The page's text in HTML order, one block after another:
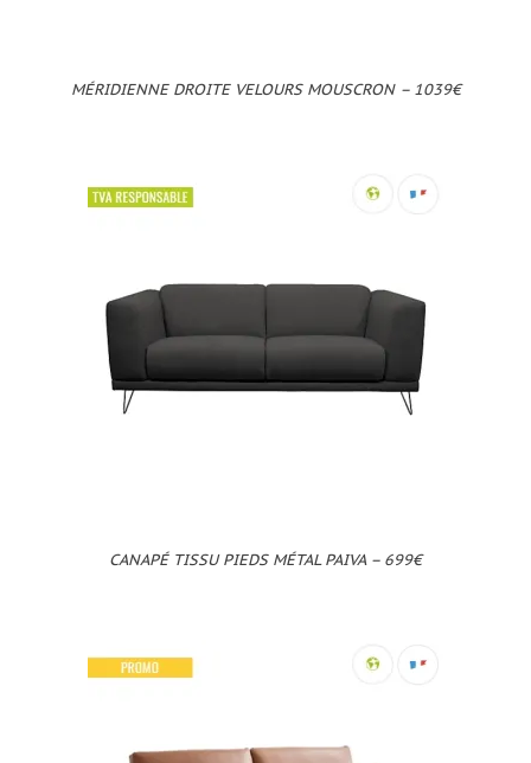
MÉRIDIENNE DROITE VELOURS MOUSCRON – 1039€
CANAPÉ TISSU PIEDS MÉTAL PAIVA – 699€